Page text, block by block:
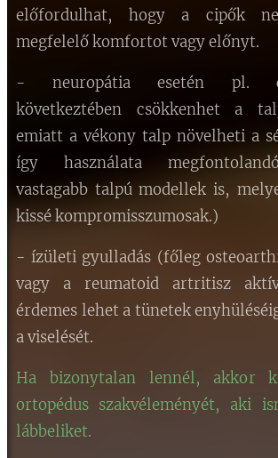
előfordulhat, hogy a cipők
megfelelő komfortot vagy előnyt.
- neuropátia esetén pl.
következtében csökkenhet a
emiatt a vékony talp növelheti a
így használata
vastagabb talpú modellek is,
kissé kompromisszumosak.)
- ízületi gyulladás (főleg
vagy a reumatoid artritisz aktív
érdemes lehet a tünetek
a viselését.
Ha bizonytalan lennél, akkor
ortopédus szakvéleményét, aki
lábbeliket.